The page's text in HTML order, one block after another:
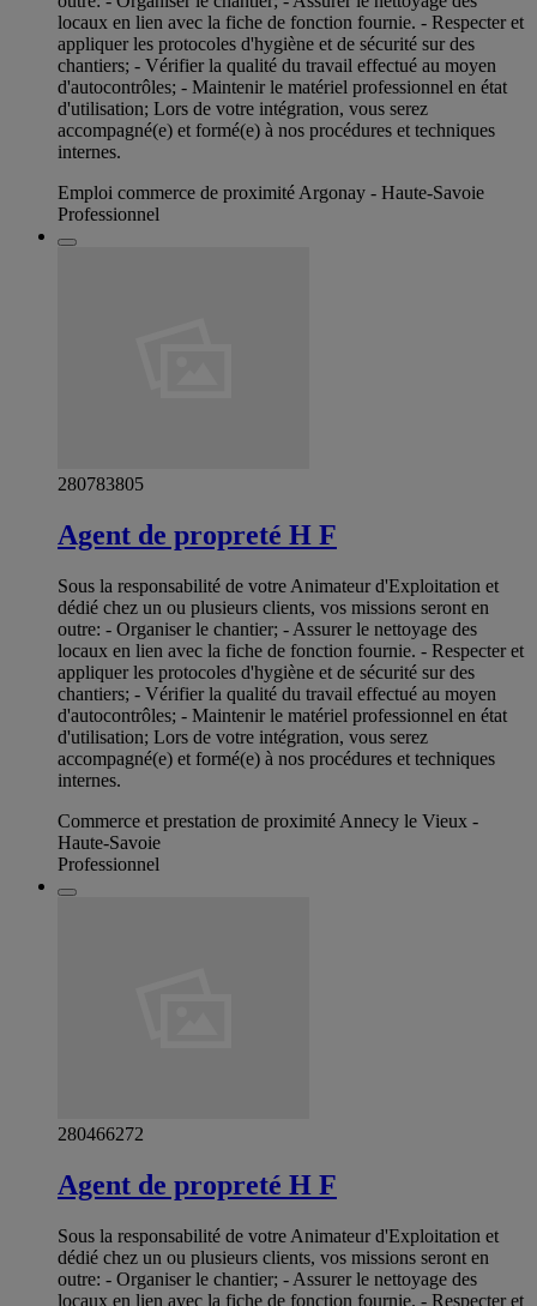
locaux en lien avec la fiche de fonction fournie. - Respecter et
appliquer les protocoles d'hygiène et de sécurité sur des
chantiers; - Vérifier la qualité du travail effectué au moyen
d'autocontrôles; - Maintenir le matériel professionnel en état
d'utilisation; Lors de votre intégration, vous serez
accompagné(e) et formé(e) à nos procédures et techniques
internes.
Emploi commerce de proximité Argonay - Haute-Savoie
Professionnel
280783805
Agent de propreté H F
Sous la responsabilité de votre Animateur d'Exploitation et
dédié chez un ou plusieurs clients, vos missions seront en
outre: - Organiser le chantier; - Assurer le nettoyage des
locaux en lien avec la fiche de fonction fournie. - Respecter et
appliquer les protocoles d'hygiène et de sécurité sur des
chantiers; - Vérifier la qualité du travail effectué au moyen
d'autocontrôles; - Maintenir le matériel professionnel en état
d'utilisation; Lors de votre intégration, vous serez
accompagné(e) et formé(e) à nos procédures et techniques
internes.
Commerce et prestation de proximité Annecy le Vieux -
Haute-Savoie
Professionnel
280466272
Agent de propreté H F
Sous la responsabilité de votre Animateur d'Exploitation et
dédié chez un ou plusieurs clients, vos missions seront en
outre: - Organiser le chantier; - Assurer le nettoyage des
locaux en lien avec la fiche de fonction fournie. - Respecter et